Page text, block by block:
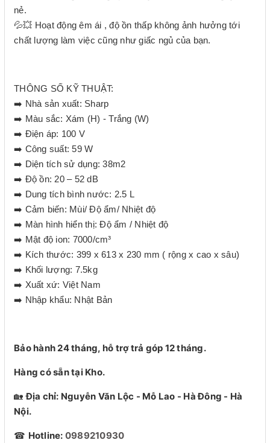
nẻ.
💦💥 Hoạt động êm ái , độ ồn thấp không ảnh hưởng tới
chất lượng làm việc cũng như giấc ngủ của bạn.
THÔNG SỐ KỸ THUẬT:
➡️ Nhà sản xuất: Sharp
➡️ Màu sắc: Xám (H) - Trắng (W)
➡️ Điện áp: 100 V
➡️ Công suất: 59 W
➡️ Diện tích sử dụng: 38m2
➡️ Độ ồn: 20 – 52 dB
➡️ Dung tích bình nước: 2.5 L
➡️ Cảm biến: Mùi/ Độ ẩm/ Nhiệt độ
➡️ Màn hình hiển thị: Độ ẩm / Nhiệt độ
➡️ Mật độ ion: 7000/cm³
➡️ Kích thước: 399 x 613 x 230 mm ( rộng x cao x sâu)
➡️ Khối lượng: 7.5kg
➡️ Xuất xứ: Việt Nam
➡️ Nhập khẩu: Nhật Bản
Bảo hành 24 tháng, hỗ trợ trả góp 12 tháng.
Hàng có sẵn tại Kho.
🏡Địa chỉ: Nguyễn Văn Lộc - Mỗ Lao - Hà Đông - Hà
Nội.
☎ Hotline: 0989210930